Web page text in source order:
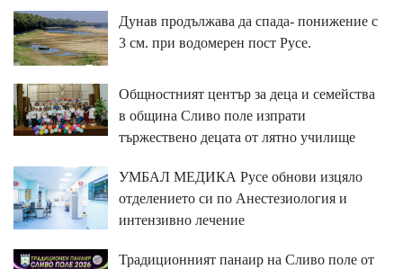
Дунав продължава да спада- понижение с
3 см. при водомерен пост Русе.
Общностният център за деца и семейства
в община Сливо поле изпрати
тържествено децата от лятно училище
УМБАЛ МЕДИКА Русе обнови изцяло
отделението си по Анестезиология и
интензивно лечение
Традиционният панаир на Сливо поле от